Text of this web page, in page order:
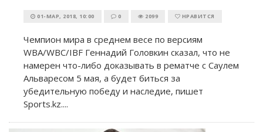
01-МАР, 2018, 10:00 0 2099 НРАВИТСЯ
Чемпион мира в среднем весе по версиям
WBA/WBC/IBF Геннадий Головкин сказал, что не
намерен что-либо доказывать в рематче с Саулем
Альваресом 5 мая, а будет биться за
убедительную победу и наследие, пишет
Sports.kz....